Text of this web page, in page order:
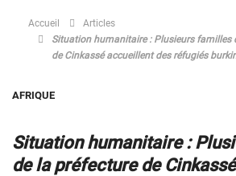
Accueil
Articles
Situation humanitaire : Plusieurs familles
de Cinkassé accueillent des réfugiés
AFRIQUE
Situation humanitaire :
de la préfecture de